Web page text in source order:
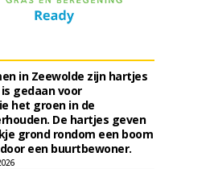
in Zeewolde zijn hartjes
gedaan voor
het groen in de
De hartjes geven
grond rondom een boom
een buurtbewoner.